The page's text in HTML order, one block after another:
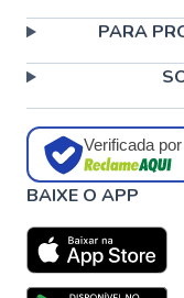
PARA
Verificada por
BAIXE O APP